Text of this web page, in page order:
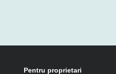
Pentru proprietari